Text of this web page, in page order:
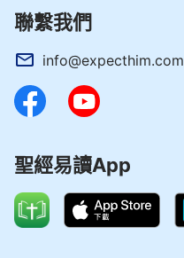
聯繫我們
info@expecthim.com
聖經易讀App